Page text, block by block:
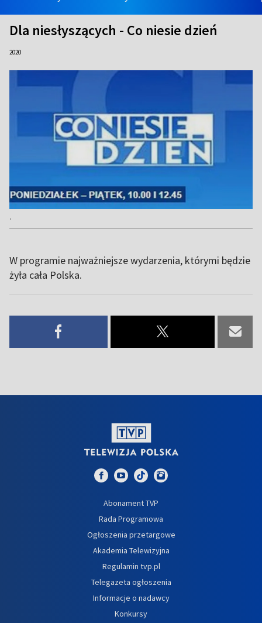
Dla niesłyszących - Co niesie dzień
2020
.
W programie najważniejsze wydarzenia, którymi będzie
żyła cała Polska.
Abonament TVP
Rada Programowa
Ogłoszenia przetargowe
Akademia Telewizyjna
Regulamin tvp.pl
Telegazeta ogłoszenia
Informacje o nadawcy
Konkursy